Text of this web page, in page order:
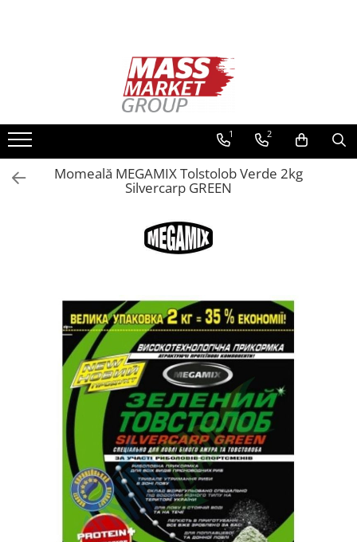
Lansete la crap
Mulinete la crap
Fire Crap
Accesorii nadire, sondare
Carlige crap
Avertizoare si swingere
Pescuit Feeder, Stationar, Pluta
Lansete Feeder, Stationar, Pluta
Mulinete Feeder, Stationar, Pluta
Fire feeder, stationar
Plute si Indicatoare
Platforme feeder, suporturi,
Plumbi, cosulete, momitoare
Carlige Feeder, Stationar
Mincioguri si juvelnice
1 2
Momeală MEGAMIX Tolstolob Verde 2kg
Silvercarp GREEN